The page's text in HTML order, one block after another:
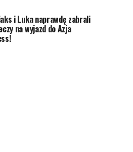
i Luka naprawdę zabrali
na wyjazd do Azja